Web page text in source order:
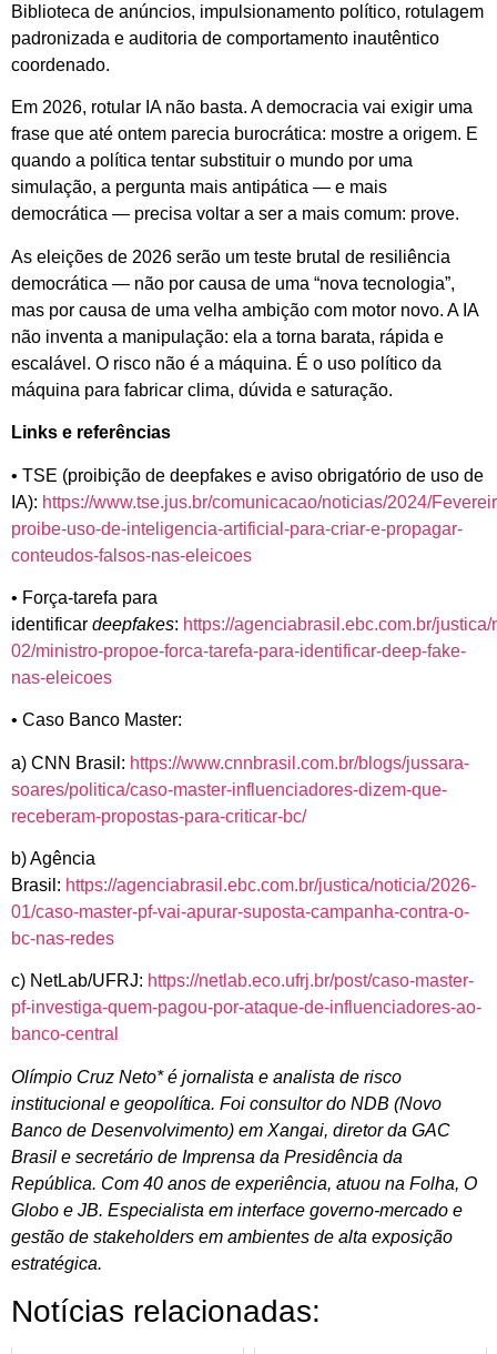
Biblioteca de anúncios, impulsionamento político, rotulagem
padronizada e auditoria de comportamento inautêntico
coordenado.
Em 2026, rotular IA não basta. A democracia vai exigir uma
frase que até ontem parecia burocrática: mostre a origem. E
quando a política tentar substituir o mundo por uma
simulação, a pergunta mais antipática — e mais
democrática — precisa voltar a ser a mais comum: prove.
As eleições de 2026 serão um teste brutal de resiliência
democrática — não por causa de uma “nova tecnologia”,
mas por causa de uma velha ambição com motor novo. A IA
não inventa a manipulação: ela a torna barata, rápida e
escalável. O risco não é a máquina. É o uso político da
máquina para fabricar clima, dúvida e saturação.
Links e referências
• TSE (proibição de deepfakes e aviso obrigatório de uso de
IA): https://www.tse.jus.br/comunicacao/noticias/2024/
proibe-uso-de-inteligencia-artificial-para-criar-e-propagar-
conteudos-falsos-nas-eleicoes
• Força-tarefa para
identificar deepfakes: https://agenciabrasil.ebc.com.br/
02/ministro-propoe-forca-tarefa-para-identificar-deep-fake-
nas-eleicoes
• Caso Banco Master:
a) CNN Brasil: https://www.cnnbrasil.com.br/blogs/jussara-
soares/politica/caso-master-influenciadores-dizem-que-
receberam-propostas-para-criticar-bc/
b) Agência
Brasil: https://agenciabrasil.ebc.com.br/justica/noticia/2026-
01/caso-master-pf-vai-apurar-suposta-campanha-contra-o-
bc-nas-redes
c) NetLab/UFRJ: https://netlab.eco.ufrj.br/post/caso-master-
pf-investiga-quem-pagou-por-ataque-de-influenciadores-ao-
banco-central
Olímpio Cruz Neto* é jornalista e analista de risco
institucional e geopolítica. Foi consultor do NDB (Novo
Banco de Desenvolvimento) em Xangai, diretor da GAC
Brasil e secretário de Imprensa da Presidência da
República. Com 40 anos de experiência, atuou na Folha, O
Globo e JB. Especialista em interface governo-mercado e
gestão de stakeholders em ambientes de alta exposição
estratégica.
Notícias relacionadas: